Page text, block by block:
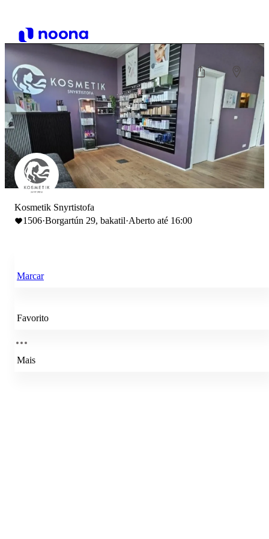
Kosmetik Snyrtistofa
1506·Borgartún 29, bakatil·Aberto até 16:00
Marcar
Favorito
Mais